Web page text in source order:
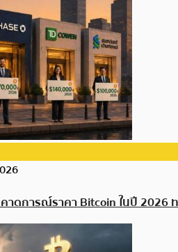
ดการณ์ราคา Bitcoin ในปี 2026